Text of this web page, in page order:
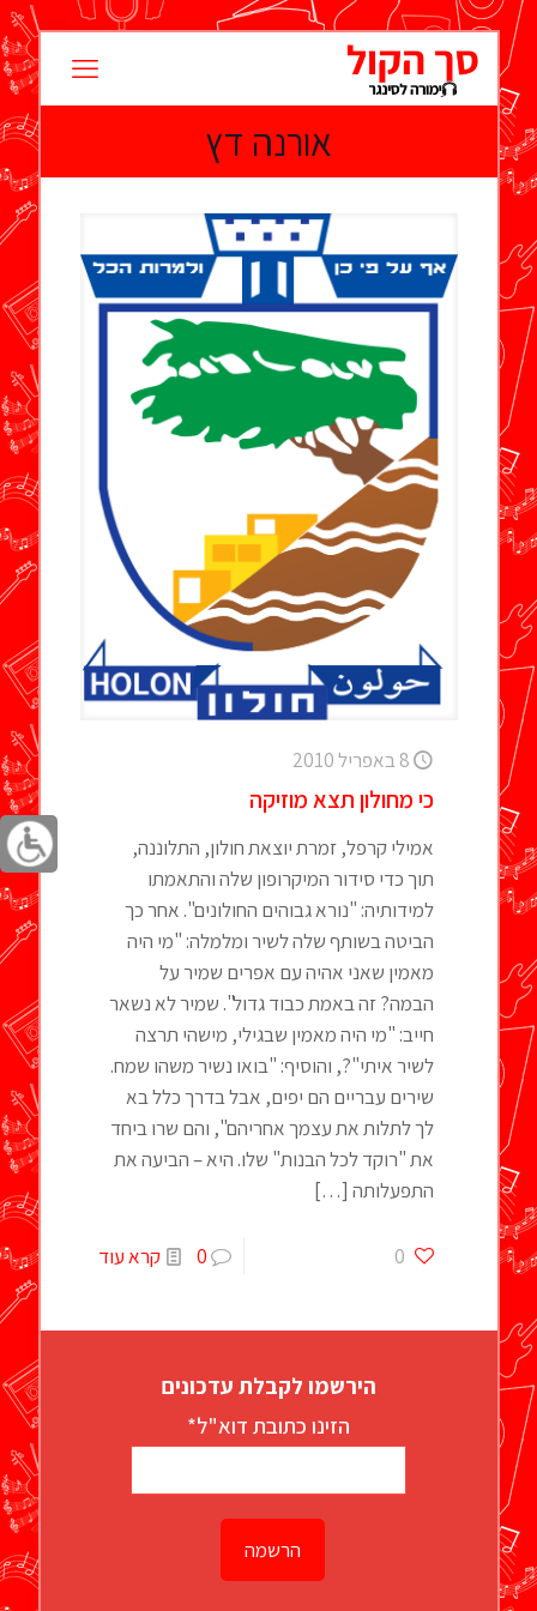
אורנה דץ
8 באפריל 2010
כי מחולון תצא מוזיקה
אמילי קרפל, זמרת יוצאת חולון, התלוננה,
תוך כדי סידור המיקרופון שלה והתאמתו
למידותיה: "נורא גבוהים החולונים". אחר כך
הביטה בשותף שלה לשיר ומלמלה: "מי היה
מאמין שאני אהיה עם אפרים שמיר על
הבמה? זה באמת כבוד גדול". שמיר לא נשאר
חייב: "מי היה מאמין שבגילי, מישהי תרצה
לשיר איתי"?, והוסיף: "בואו נשיר משהו שמח.
שירים עבריים הם יפים, אבל בדרך כלל בא
לך לתלות את עצמך אחריהם", והם שרו ביחד
את "רוקד לכל הבנות" שלו. היא – הביעה את
התפעלותה […]
0
0 קרא עוד
הירשמו לקבלת עדכונים
הזינו כתובת דוא"ל*